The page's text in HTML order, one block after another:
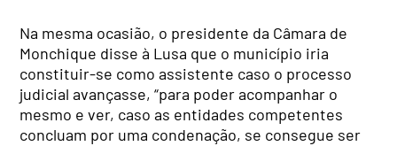
Na mesma ocasião, o presidente da Câmara de
Monchique disse à Lusa que o município iria
constituir-se como assistente caso o processo
judicial avançasse, “para poder acompanhar o
mesmo e ver, caso as entidades competentes
concluam por uma condenação, se consegue ser